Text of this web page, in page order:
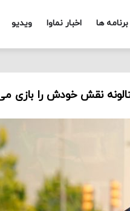
برنامه ها اخبار نماوا ویدیو
نقش خودش را بازی